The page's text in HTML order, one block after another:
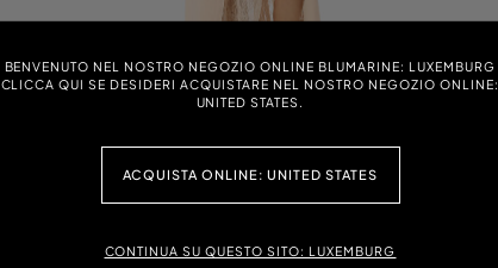
BENVENUTO NEL NOSTRO NEGOZIO ONLINE BLUMARINE: LUXEMBURG
CLICCA QUI SE DESIDERI ACQUISTARE NEL NOSTRO NEGOZIO ONLINE:
UNITED STATES.
ACQUISTA ONLINE: UNITED STATES
CONTINUA SU QUESTO SITO: LUXEMBURG